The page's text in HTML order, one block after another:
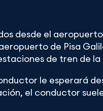
desde el
de Pisa
de tren de
le esperará
el conductor